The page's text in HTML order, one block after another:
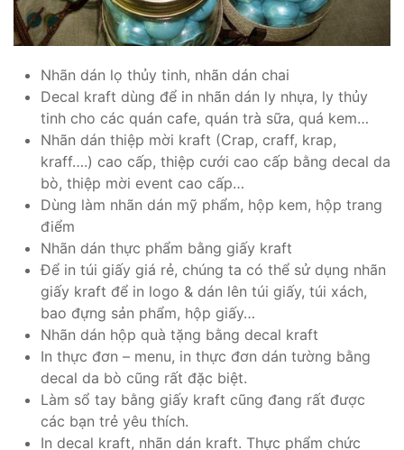
Nhãn dán lọ thủy tinh, nhãn dán chai
Decal kraft dùng để in nhãn dán ly nhựa, ly thủy
tinh cho các quán cafe, quán trà sữa, quá kem…
Nhãn dán thiệp mời kraft (Crap, craff, krap,
kraff….) cao cấp, thiệp cưới cao cấp bằng decal da
bò, thiệp mời event cao cấp…
Dùng làm nhãn dán mỹ phẩm, hộp kem, hộp trang
điểm
Nhãn dán thực phẩm bằng giấy kraft
Để in túi giấy giá rẻ, chúng ta có thể sử dụng nhãn
giấy kraft để in logo & dán lên túi giấy, túi xách,
bao đựng sản phẩm, hộp giấy…
Nhãn dán hộp quà tặng bằng decal kraft
In thực đơn – menu, in thực đơn dán tường bằng
decal da bò cũng rất đặc biệt.
Làm sổ tay bằng giấy kraft cũng đang rất được
các bạn trẻ yêu thích.
In decal kraft, nhãn dán kraft. Thực phẩm chức